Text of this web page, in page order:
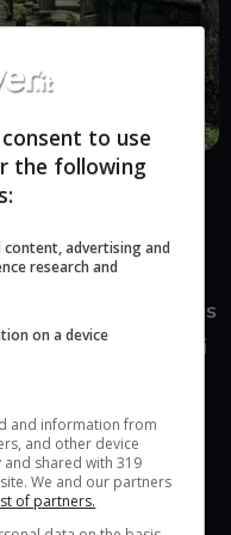
se Skyrim fosse stato
impatto culturale?
Howard chiarisce
della partnership
GamePass
di far sì che grandi
le mani sui
dal clamore
(“Ho
to use
the following
advertising and
research and
on a device
and information from
and other device
shared with 319
We and our partners
of partners.